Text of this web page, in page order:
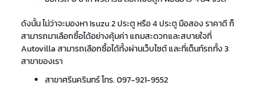
ดังนั้น ไม่ว่าจะมองหาIsuzu2 ประตู หรือ4 ประตู มือสองราคาดีก็
สามารถมาเลือกซื้อได้อย่างคุ้มค่า แถมสะดวกและสบายใจที่
Autovillaสามารถเลือกซื้อได้ทั้งผ่านเว็บไซต์ และที่เต็นท์รถทั้ง 3
สาขาของเรา
สาขาศรีนครินทร์ โทร.097-921-9552